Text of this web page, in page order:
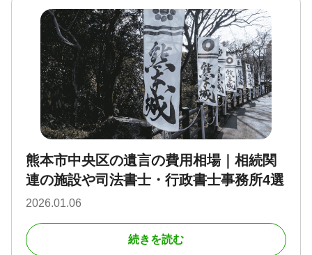
熊本市中央区の遺言の費用相場｜相続関
連の施設や司法書士・行政書士事務所4選
2026.01.06
続きを読む